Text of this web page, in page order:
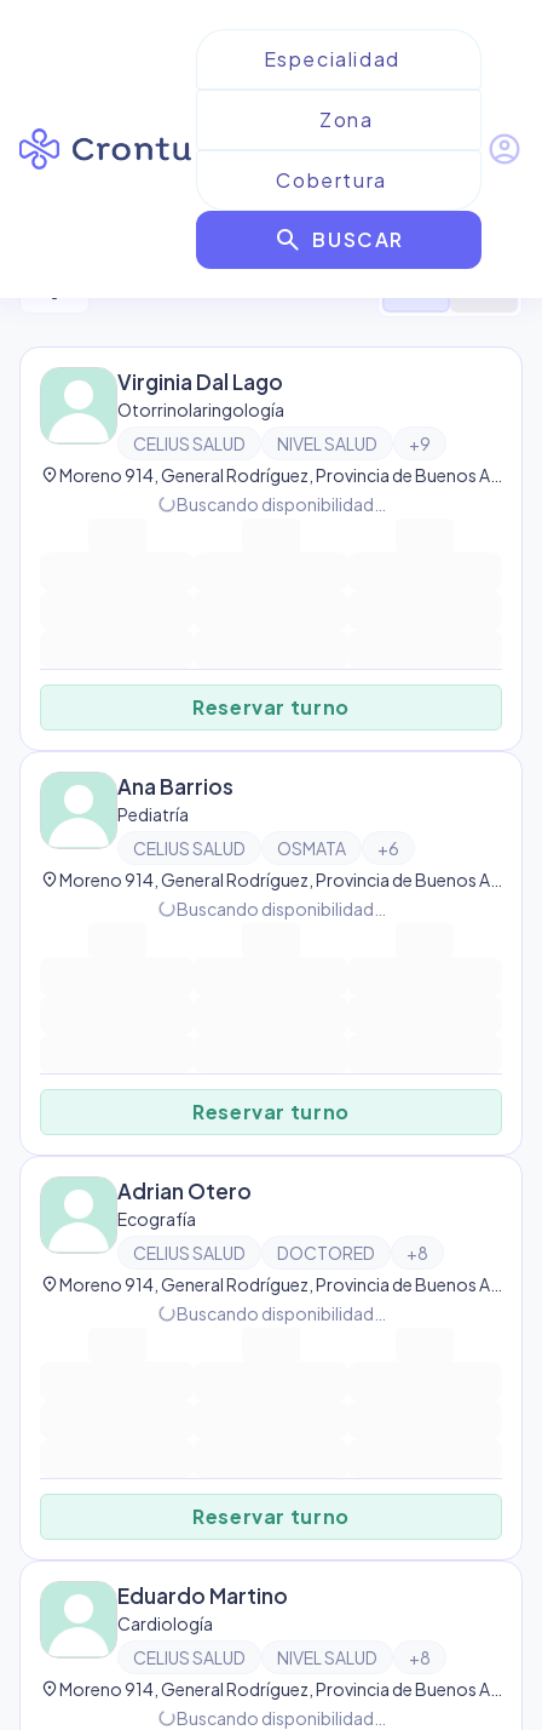
search BUSCAR
account_circle
Resultados paraCelius Salud
filter_alt
Virginia Dal Lago
Otorrinolaringología
CELIUS SALUD
NIVEL SALUD +9
location_on
progress_activityBuscando disponibilidad…
Reservar turno
Ana Barrios
Pediatría
CELIUS SALUD
OSMATA +6
location_on
progress_activityBuscando disponibilidad…
Reservar turno
Adrian Otero
Ecografía
CELIUS SALUD
DOCTORED +8
location_on
progress_activityBuscando disponibilidad…
Reservar turno
Eduardo Martino
Cardiología
CELIUS SALUD
NIVEL SALUD +8
location_on
progress_activityBuscando disponibilidad…